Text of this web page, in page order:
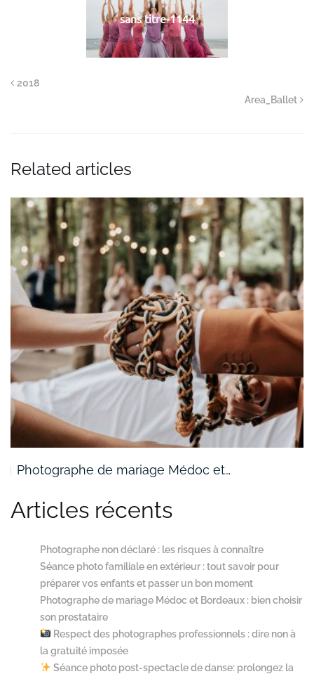
sans titre-1144
2018
Area_Ballet
Related articles
Photographe de mariage Médoc et…
Articles récents
Photographe non déclaré : les risques à connaître
Séance photo familiale en extérieur : tout savoir pour
préparer vos enfants et passer un bon moment
Photographe de mariage Médoc et Bordeaux : bien choisir
son prestataire
Respect des photographes professionnels : dire non à
la gratuité imposée
Séance photo post-spectacle de danse: prolongez la